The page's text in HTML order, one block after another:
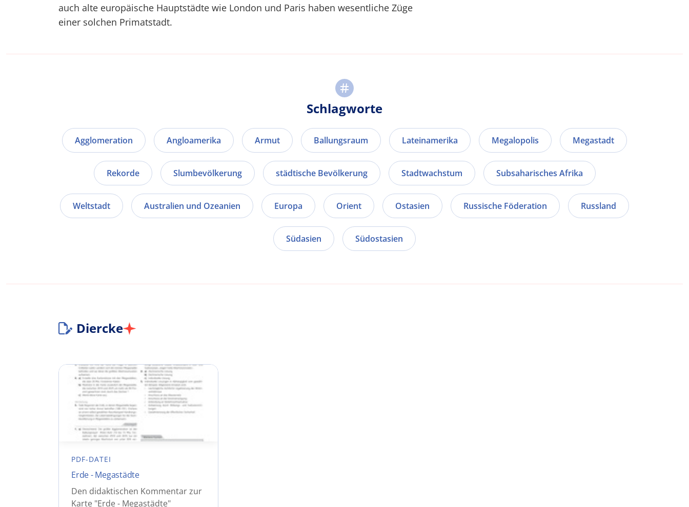
auch alte europäische Hauptstädte wie London und Paris haben wesentliche Züge
einer solchen Primatstadt.
Schlagworte
Agglomeration Angloamerika Armut Ballungsraum Lateinamerika Megalopolis Megastadt
Rekorde Slumbevölkerung städtische Bevölkerung Stadtwachstum Subsaharisches Afrika
Weltstadt Australien und Ozeanien Europa Orient Ostasien Russische Föderation Russland
Südasien Südostasien
Diercke
PDF-DATEI
Erde - Megastädte
Den didaktischen Kommentar zur
Karte "Erde - Megastädte"